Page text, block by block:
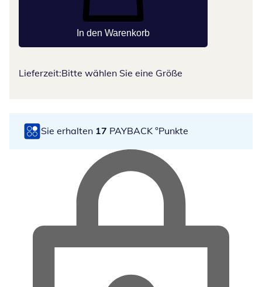
In den Warenkorb
Lieferzeit:Bitte wählen Sie eine Größe
Sie erhalten 17 PAYBACK °Punkte